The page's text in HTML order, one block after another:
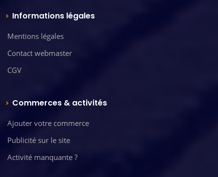
Informations légales
Mentions légales
Contact webmaster
CGV
Commerces & activités
Ajouter votre commerce
Publicité sur le site
Activité manquante ?